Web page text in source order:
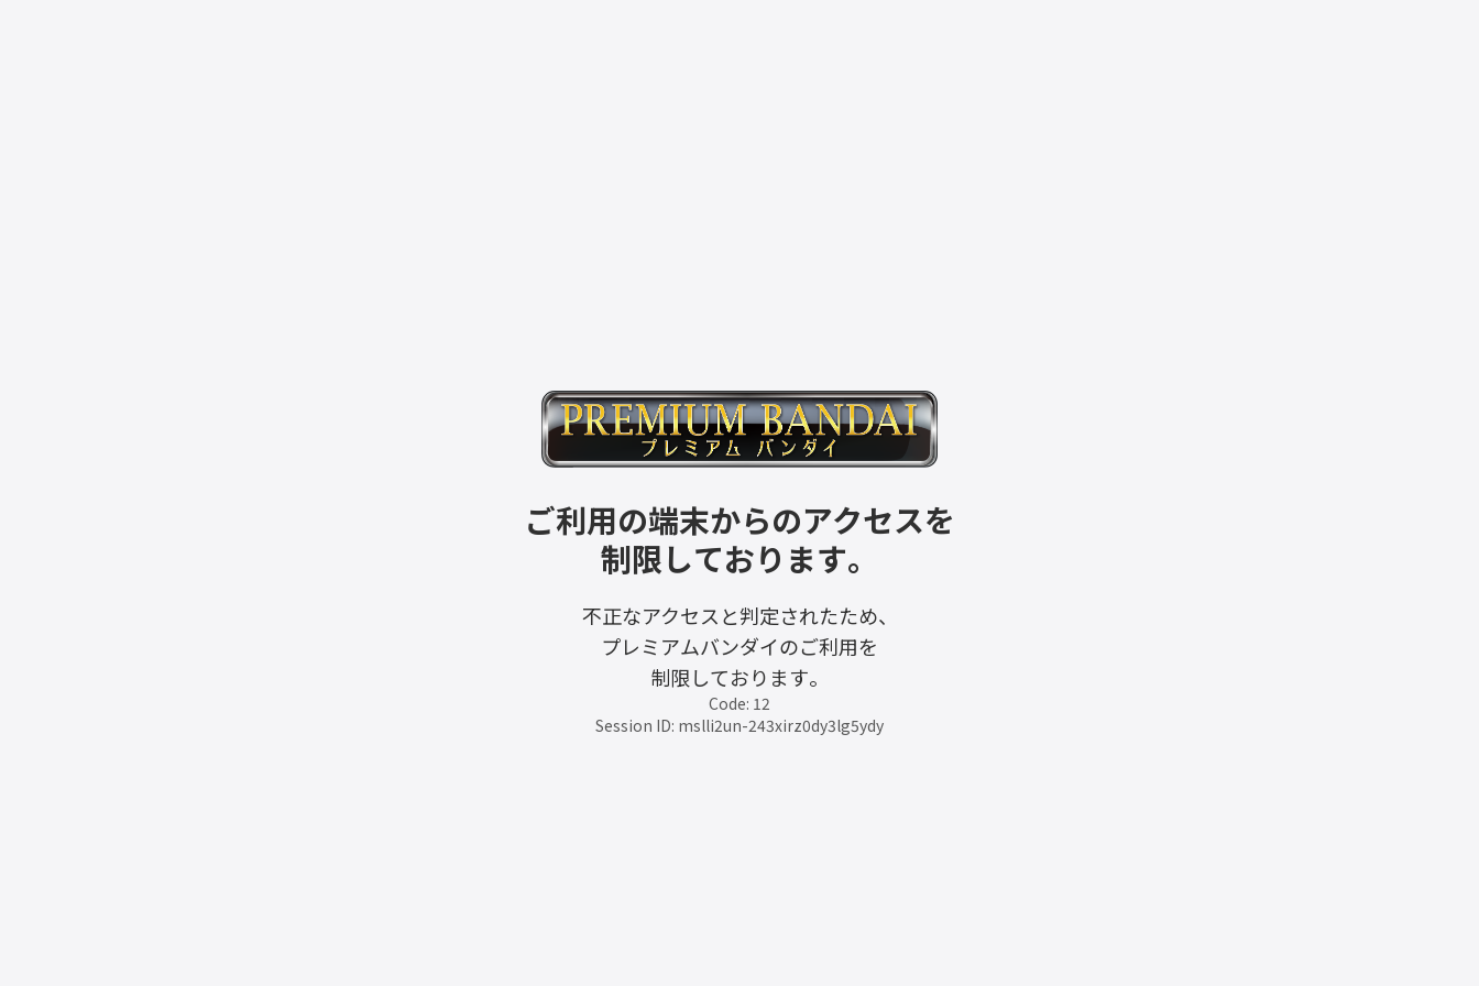
ご利用の端末からのアクセスを
制限しております。
不正なアクセスと判定されたため、
プレミアムバンダイのご利用を
制限しております。
Code: 12
Session ID: mslli2un-243xirz0dy3lg5ydy